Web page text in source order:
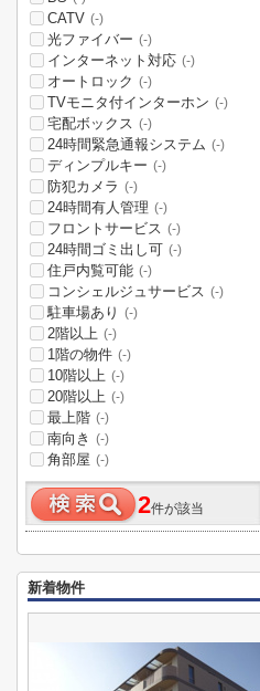
CATV (-)
光ファイバー (-)
インターネット対応 (-)
オートロック (-)
TVモニタ付インターホン (-)
宅配ボックス (-)
24時間緊急通報システム (-)
ディンプルキー (-)
防犯カメラ (-)
24時間有人管理 (-)
フロントサービス (-)
24時間ゴミ出し可 (-)
住戸内覧可能 (-)
コンシェルジュサービス (-)
駐車場あり (-)
2階以上 (-)
1階の物件 (-)
10階以上 (-)
20階以上 (-)
最上階 (-)
南向き (-)
角部屋 (-)
2件が該当
新着物件